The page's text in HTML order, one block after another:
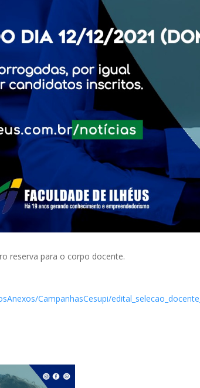
reserva para o corpo docente.
CampanhasCesupi/